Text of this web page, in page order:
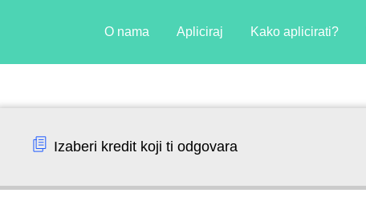
O nama Apliciraj Kako aplicirati?
Izaberi kredit koji ti odgovara